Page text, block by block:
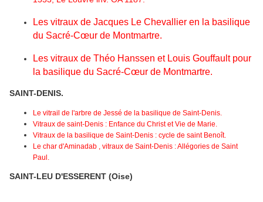
Les vitraux de Jacques Le Chevallier en la basilique
du Sacré-Cœur de Montmartre.
Les vitraux de Théo Hanssen et Louis Gouffault pour
la basilique du Sacré-Cœur de Montmartre.
SAINT-DENIS.
Le vitrail de l'arbre de Jessé de la basilique de Saint-Denis.
Vitraux de saint-Denis : Enfance du Christ et Vie de Marie.
Vitraux de la basilique de Saint-Denis : cycle de saint Benoît.
Le char d'Aminadab , vitraux de Saint-Denis : Allégories de Saint
Paul.
SAINT-LEU D'ESSERENT (Oise)